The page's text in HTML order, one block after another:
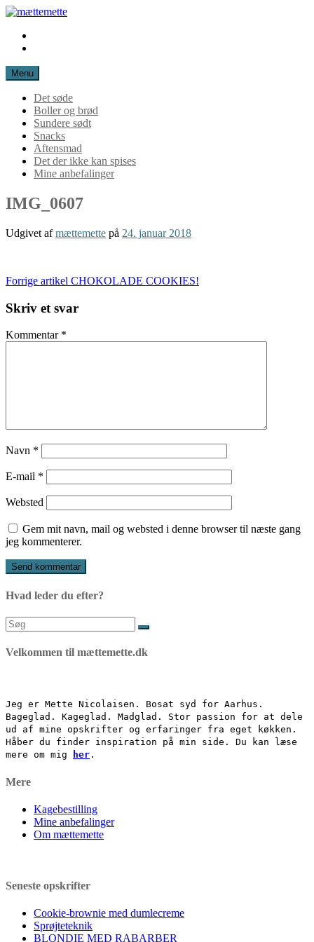
Spring
indhold
mættemette
Menu
Det søde
Boller og brød
Sundere sødt
Snacks
Aftensmad
Det der ikke kan spises
Mine anbefalinger
IMG_0607
Udgivet afmættemette på 24. januar 2018
Læs
videre
Forrige artikel CHOKOLADE COOKIES!
Skriv et svar
Kommentar *
Navn *
E-mail *
Websted
Gem mit navn, mail og websted i denne browser til næste gang
jeg kommenterer.
Hvad leder du efter?
Søg
efter:
Velkommen til mættemette.dk
Jeg er Mette Nicolaisen. Bosat syd for Aarhus.
Bageglad. Kageglad. Madglad. Stor passion for at dele
ud af mine opskrifter og erfaringer fra eget køkken.
Håber du finder inspiration på min side. Du kan læse
mere om mig
her .
Mere
Kagebestilling
Mine anbefalinger
Om mættemette
Seneste opskrifter
Cookie-brownie med dumlecreme
Sprøjteteknik
BLONDIE MED RABARBER